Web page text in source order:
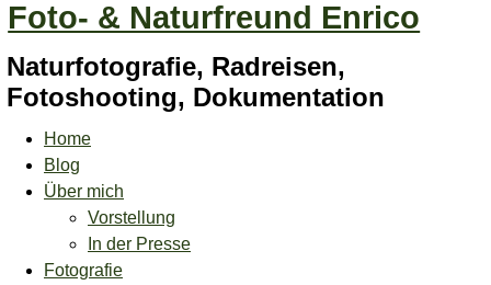
Foto- & Naturfreund Enrico
Naturfotografie, Radreisen,
Fotoshooting, Dokumentation
Home
Blog
Über mich
Vorstellung
In der Presse
Fotografie